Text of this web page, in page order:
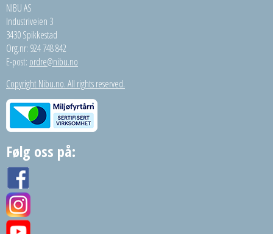
NIBU AS
Industriveien 3
3430 Spikkestad
Org.nr: 924 748 842
E-post: ordre@nibu.no
Copyright Nibu.no. All rights reserved.
Følg oss på: